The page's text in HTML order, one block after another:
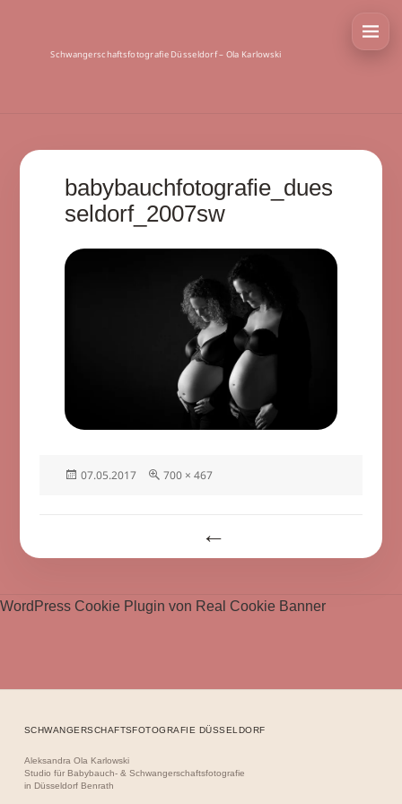
Schwangerschaftsfotografie Düsseldorf – Ola Karlowski
babybauchfotografie_dues
seldorf_2007sw
Veröffentlicht
07.05.2017
Volle
700 × 467
WordPress Cookie Plugin von Real Cookie Banner
SCHWANGERSCHAFTSFOTOGRAFIE DÜSSELDORF
Aleksandra Ola Karlowski
Studio für Babybauch- & Schwangerschaftsfotografie
in Düsseldorf Benrath